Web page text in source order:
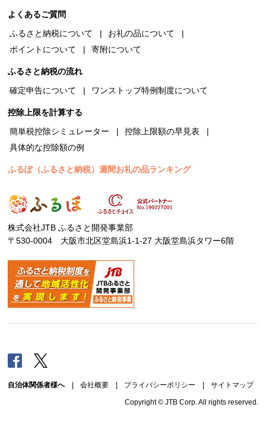
よくあるご質問
ふるさと納税について
お礼の品について
ポイントについて
寄附について
ふるさと納税の流れ
確定申告について
ワンストップ特例制度について
控除上限を計算する
簡単税控除シミュレーター
控除上限額の早見表
具体的な控除額の例
ふるぽ（ふるさと納税）週間お礼の品ランキング
株式会社JTB ふるさと開発事業部
〒530-0004 大阪市北区堂島浜1-1-27 大阪堂島浜タワー6階
Facebook
自治体関係者様へ| 会社概要 プライバシーポリシー サイトマップ
Copyright © JTB Corp. All rights reserved.